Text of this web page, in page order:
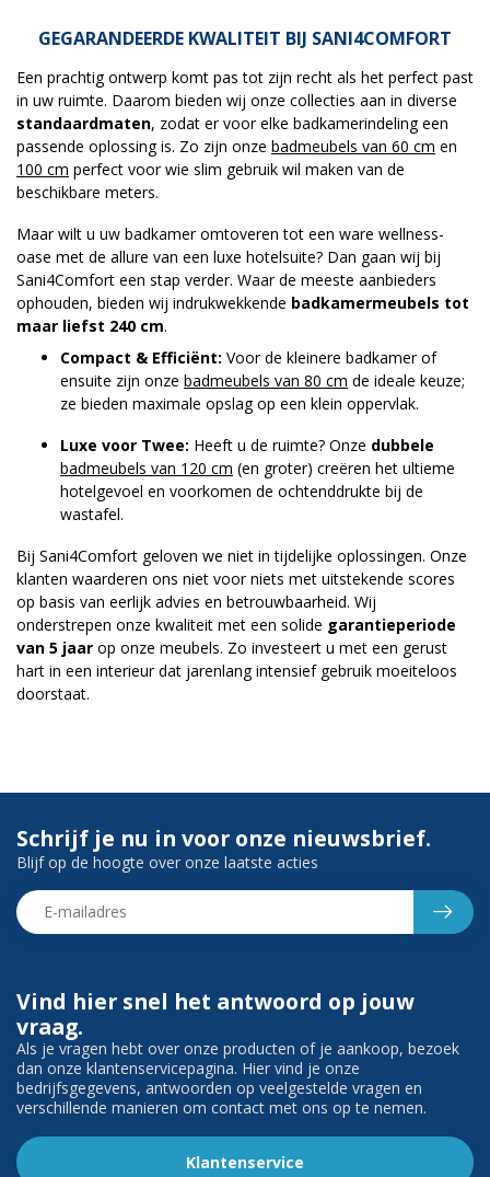
GEGARANDEERDE KWALITEIT BIJ SANI4COMFORT
Een prachtig ontwerp komt pas tot zijn recht als het perfect past
in uw ruimte. Daarom bieden wij onze collecties aan in diverse
standaardmaten, zodat er voor elke badkamerindeling een
passende oplossing is. Zo zijn onze badmeubels van 60 cm en
100 cm perfect voor wie slim gebruik wil maken van de
beschikbare meters.
Maar wilt u uw badkamer omtoveren tot een ware wellness-
oase met de allure van een luxe hotelsuite? Dan gaan wij bij
Sani4Comfort een stap verder. Waar de meeste aanbieders
ophouden, bieden wij indrukwekkende badkamermeubels tot
maar liefst 240 cm.
Compact & Efficiënt: Voor de kleinere badkamer of
ensuite zijn onze badmeubels van 80 cm de ideale keuze;
ze bieden maximale opslag op een klein oppervlak.
Luxe voor Twee: Heeft u de ruimte? Onze dubbele
badmeubels van 120 cm (en groter) creëren het ultieme
hotelgevoel en voorkomen de ochtenddrukte bij de
wastafel.
Bij Sani4Comfort geloven we niet in tijdelijke oplossingen. Onze
klanten waarderen ons niet voor niets met uitstekende scores
op basis van eerlijk advies en betrouwbaarheid. Wij
onderstrepen onze kwaliteit met een solide garantieperiode
van 5 jaar op onze meubels. Zo investeert u met een gerust
hart in een interieur dat jarenlang intensief gebruik moeiteloos
doorstaat.
Vind hier snel het antwoord op jouw
vraag.
Als je vragen hebt over onze producten of je aankoop, bezoek
dan onze klantenservicepagina. Hier vind je onze
bedrijfsgegevens, antwoorden op veelgestelde vragen en
verschillende manieren om contact met ons op te nemen.
Klantenservice
Schrijf je nu in voor onze nieuwsbrief.
Blijf op de hoogte over onze laatste acties